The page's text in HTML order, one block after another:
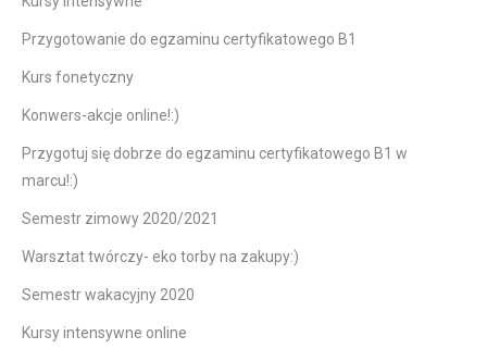
Przygotowanie do egzaminu certyfikatowego B1
Kurs fonetyczny
Konwers-akcje online!:)
Przygotuj się dobrze do egzaminu certyfikatowego B1 w
marcu!:)
Semestr zimowy 2020/2021
Warsztat twórczy- eko torby na zakupy:)
Semestr wakacyjny 2020
Kursy intensywne online